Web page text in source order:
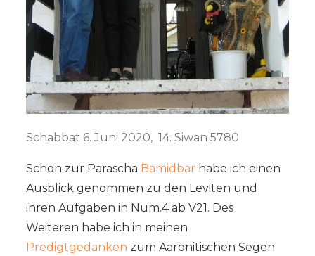
Schabbat 6. Juni 2020, 14. Siwan 5780
Schon zur Parascha Bamidbar habe ich einen
Ausblick genommen zu den Leviten und
ihren Aufgaben in Num.4 ab V21. Des
Weiteren habe ich in meinen
Predigtgedanken zum Aaronitischen Segen